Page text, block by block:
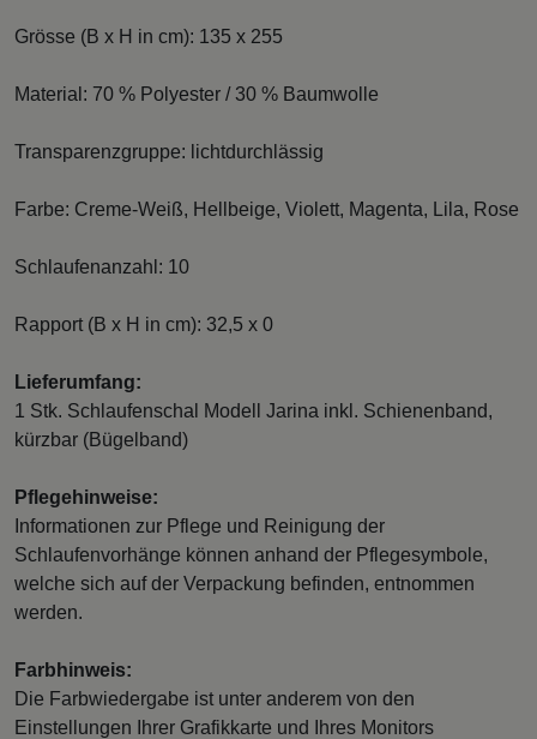
Grösse (B x H in cm): 135 x 255
Material: 70 % Polyester / 30 % Baumwolle
Transparenzgruppe: lichtdurchlässig
Farbe: Creme-Weiß, Hellbeige, Violett, Magenta, Lila, Rose
Schlaufenanzahl: 10
Rapport (B x H in cm): 32,5 x 0
Lieferumfang:
1 Stk. Schlaufenschal Modell Jarina inkl. Schienenband,
kürzbar (Bügelband)
Pflegehinweise:
Informationen zur Pflege und Reinigung der
Schlaufenvorhänge können anhand der Pflegesymbole,
welche sich auf der Verpackung befinden, entnommen
werden.
Farbhinweis:
Die Farbwiedergabe ist unter anderem von den
Einstellungen Ihrer Grafikkarte und Ihres Monitors